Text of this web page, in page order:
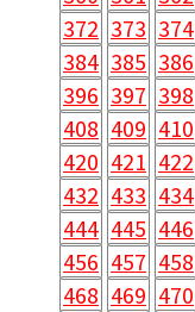
372 373 374
384 385 386
396 397 398
408 409 410
420 421 422
432 433 434
444 445 446
456 457 458
468 469 470